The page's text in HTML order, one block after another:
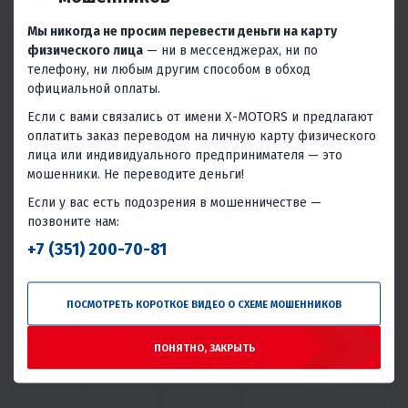
АРХИВНЫЙ
МОТОЦИКЛ MOTOLAND
(МОТОЛЕНД) WOLF 250
211 450 ₽
Архивный товар
250 18 4T
Масляное
АРХИВНЫЙ
3.3
(МОТОЛЕНД) LEGEND (XL250-A)
250 21 4T
Воздушное
Китай
Мы никогда не просим перевести деньги на карту
физического лица — ни в мессенджерах, ни по
телефону, ни любым другим способом в обход
официальной оплаты.
Если с вами связались от имени X-MOTORS и предлагают
оплатить заказ переводом на личную карту физического
лица или индивидуального предпринимателя — это
мошенники. Не переводите деньги!
Если у вас есть подозрения в мошенничестве —
позвоните нам:
+7 (351) 200-70-81
ПОСМОТРЕТЬ КОРОТКОЕ ВИДЕО О СХЕМЕ МОШЕННИКОВ
ПОНЯТНО, ЗАКРЫТЬ